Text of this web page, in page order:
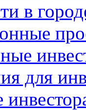
в
для